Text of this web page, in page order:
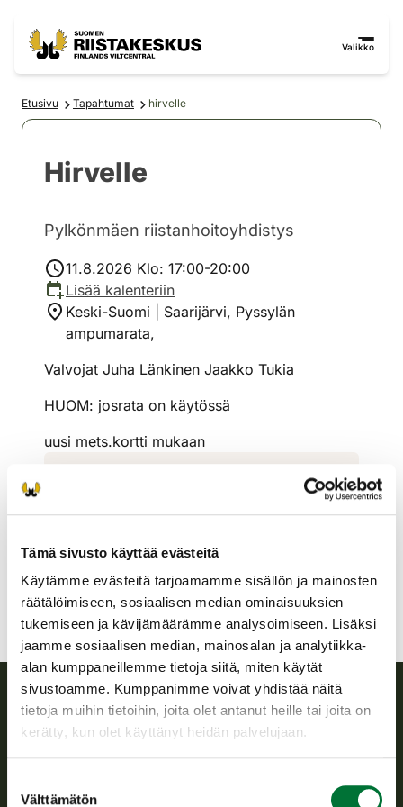
Tämä sivusto käyttää evästeitä
Käytämme evästeitä tarjoamamme sisällön ja mainosten
räätälöimiseen, sosiaalisen median ominaisuuksien
tukemiseen ja kävijämäärämme analysoimiseen. Lisäksi
jaamme sosiaalisen median, mainosalan ja analytiikka-
alan kumppaneillemme tietoja siitä, miten käytät
sivustoamme. Kumppanimme voivat yhdistää näitä
tietoja muihin tietoihin, joita olet antanut heille tai joita on
kerätty, kun olet käyttänyt heidän palvelujaan.
valinta
Välttämätön
Valikko
Etusivu Tapahtumat hirvelle
Hirvelle
Pylkönmäen riistanhoitoyhdistys
11.8.2026 Klo: 17:00-20:00
Lisää kalenteriin
Keski-Suomi | Saarijärvi, Pyssylän
ampumarata,
Valvojat Juha Länkinen Jaakko Tukia
HUOM: josrata on käytössä
uusi mets.kortti mukaan
Pylkönmäen riistanhoitoyhdistys
pylkonmaki@rhy.riista.fi
Suomen riistakeskus
riistanhoitoyhdistysten toimintaa ja huolehtii riistapolitiikan